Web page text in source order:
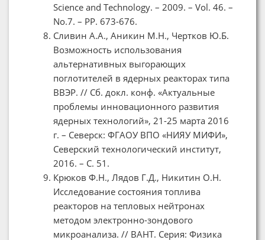
Science and Technology. – 2009. – Vol. 46. –
No.7. – PP. 673-676.
Сливин А.А., Аникин М.Н., Чертков Ю.Б.
Возможность использования
альтернативных выгорающих
поглотителей в ядерных реакторах типа
ВВЭР. // Сб. докл. конф. «Актуальные
проблемы инновационного развития
ядерных технологий», 21-25 марта 2016
г. – Северск: ФГАОУ ВПО «НИЯУ МИФИ»,
Северский технологический институт,
2016. – С. 51.
Крюков Ф.Н., Лядов Г.Д., Никитин О.Н.
Исследование состояния топлива
реакторов на тепловых нейтронах
методом электронно-зондового
микроанализа. // ВАНТ. Серия: Физика